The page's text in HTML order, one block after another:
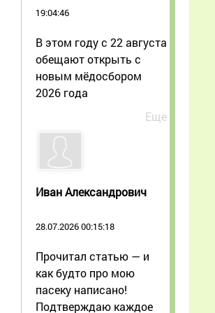
19:04:46
В этом году с 22 августа
обещают открыть с
новым мёдосбором
2026 года
Еще
Иван Александрович
28.07.2026 00:15:18
Прочитал статью — и
как будто про мою
пасеку написано!
Подтверждаю каждое